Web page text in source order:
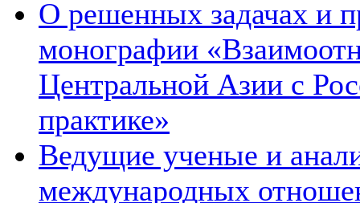
О решенных задачах и
монографии
Центральной Азии с
практике»
Ведущие ученые и
международных